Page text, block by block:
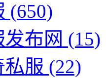
(650)
布网 (15)
私服 (22)